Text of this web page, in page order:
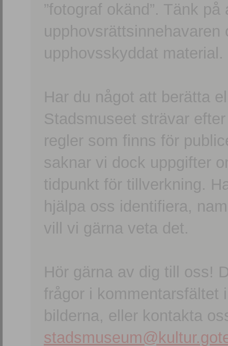
”fotograf okänd”. Tänk
upphovsskyddat material.
Har du något att berätta
Stadsmuseet strävar
regler som finns för
saknar vi dock uppgifter
tidpunkt för tillverkning.
hjälpa oss identifiera,
vill vi gärna veta det.
Hör gärna av dig till oss!
frågor i kommentarsfältet
bilderna, eller kontakta